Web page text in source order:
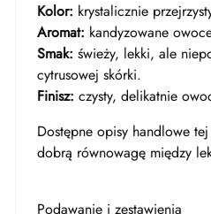
Kolor: krystalicznie
Aromat: kandyzowane
Smak: świeży, lekki, ale
cytrusowej skórki.
Finisz: czysty, delikatnie
Dostępne opisy handlowe
dobrą równowagę między
Podawanie i zestawienia